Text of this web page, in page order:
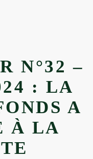
N°32 –
: LA
A
À LA